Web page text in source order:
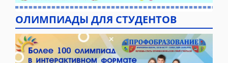
ОЛИМПИАДЫ ДЛЯ СТУДЕНТОВ